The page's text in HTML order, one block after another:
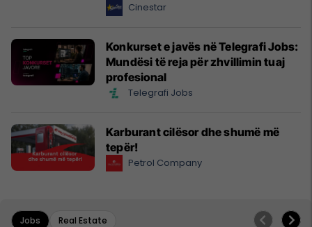
Cinestar
Konkurset e javës në Telegrafi Jobs:
Mundësi të reja për zhvillimin tuaj
profesional
Telegrafi Jobs
Karburant cilësor dhe shumë më
tepër!
Petrol Company
Jobs Real Estate